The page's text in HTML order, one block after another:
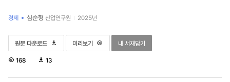
경제 심순형 산업연구원 2025년
경제ㆍ안보 환경 변화에 대응한 한ㆍ미 방산협력 방안 연구
원문 다운로드 경제ㆍ안보 환경 변화에 대응한 한ㆍ미 방산협력 방안 연구
미리보기 경제ㆍ안보 환경 변화에 대응한 한ㆍ미 방산협
내 서재담기
조
168
다
드
13